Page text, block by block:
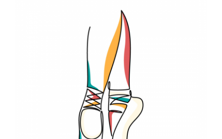
Posterior Impingement Syndrom:
Ursachen, Symptome und
Behandlung bei Tänzern
Physiotherapie